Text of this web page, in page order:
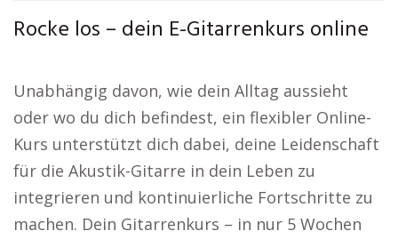
Rocke los – dein E-Gitarrenkurs online
Unabhängig davon, wie dein Alltag aussieht
oder wo du dich befindest, ein flexibler Online-
Kurs unterstützt dich dabei, deine Leidenschaft
für die Akustik-Gitarre in dein Leben zu
integrieren und kontinuierliche Fortschritte zu
machen. Dein Gitarrenkurs – in nur 5 Wochen